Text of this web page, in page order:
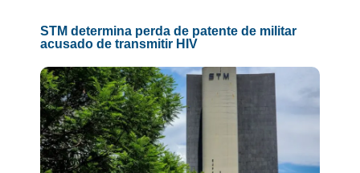
STM determina perda de patente de militar
acusado de transmitir HIV